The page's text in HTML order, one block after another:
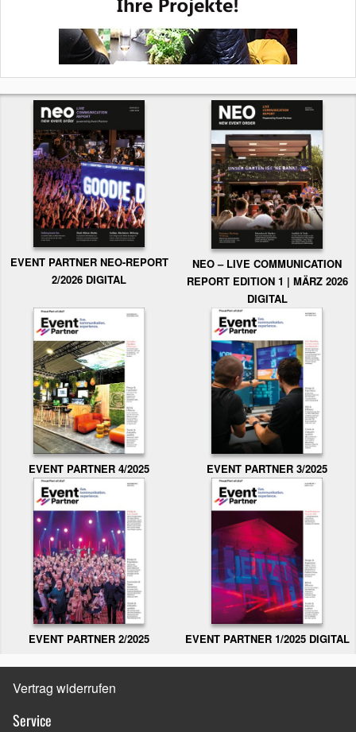
EVENT PARTNER NEO-REPORT
2/2026 DIGITAL
NEO – LIVE COMMUNICATION
REPORT EDITION 1 | MÄRZ 2026
DIGITAL
EVENT PARTNER 4/2025 EVENT PARTNER 3/2025
EVENT PARTNER 2/2025 EVENT PARTNER 1/2025 DIGITAL
Vertrag widerrufen
Service